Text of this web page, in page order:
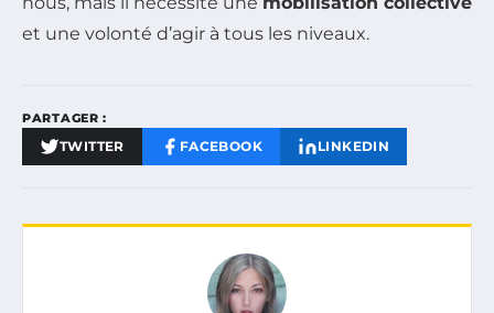
et une volonté d’agir à tous les niveaux.
PARTAGER :
TWITTER FACEBOOK LINKEDIN